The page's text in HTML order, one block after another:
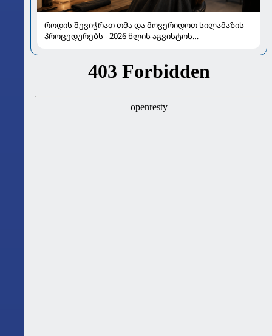
როდის შევიჭრათ თმა და მოვერიდოთ სილამაზის
პროცედურებს - 2026 წლის აგვისტოს